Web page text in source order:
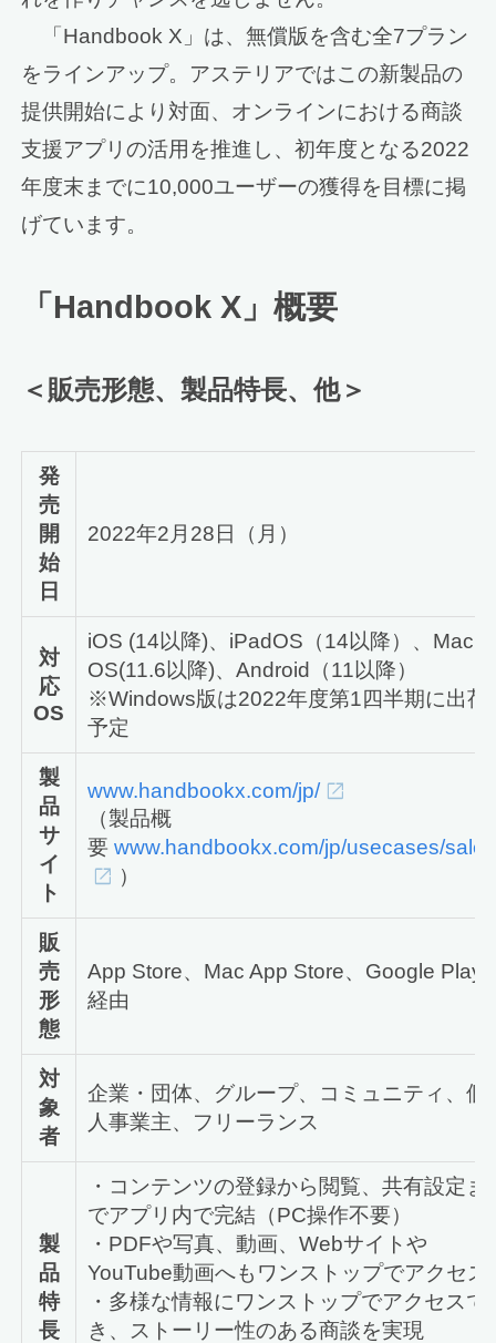
「Handbook X」は、無償版を含む全7プラン
をラインアップ。アステリアではこの新製品の
提供開始により対面、オンラインにおける商談
支援アプリの活用を推進し、初年度となる2022
年度末までに10,000ユーザーの獲得を目標に掲
げています。
「Handbook X」概要
＜販売形態、製品特長、他＞
発
売
開
始
日
2022年2月28日（月）
対
応
OS
iOS (14以降)、iPadOS（14以降）、Mac
OS(11.6以降)、Android（11以降）
※Windows版は2022年度第1四半期に出荷
予定
製
品
サ
イ
ト
www.handbookx.com/jp/
（製品概
要 www.handbookx.com/jp/usecases/sales
）
販
売
形
態
App Store、Mac App Store、Google Play
経由
対
象
者
企業・団体、グループ、コミュニティ、個
人事業主、フリーランス
製
品
特
長
・コンテンツの登録から閲覧、共有設定ま
でアプリ内で完結（PC操作不要）
・PDFや写真、動画、Webサイトや
YouTube動画へもワンストップでアクセス
・多様な情報にワンストップでアクセスで
き、ストーリー性のある商談を実現